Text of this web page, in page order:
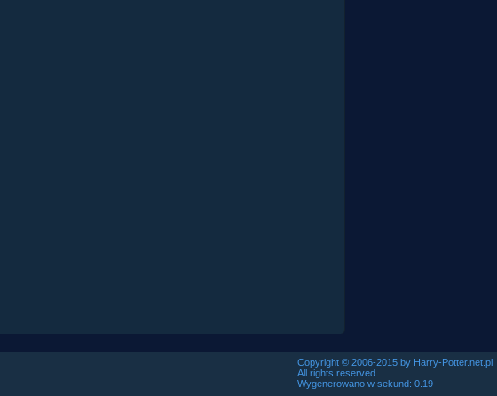
Copyright © 2006-2015 by Harry-Potter.net.pl
All rights reserved.
Wygenerowano w sekund: 0.19